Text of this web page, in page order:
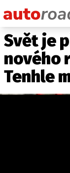
Svět je
nového
Tenhle